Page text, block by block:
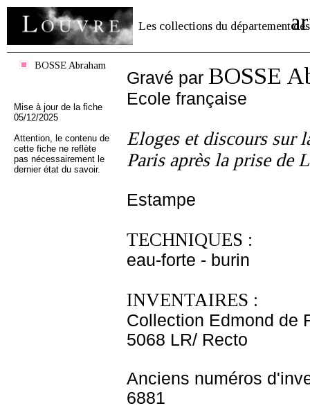
Les collections du département des
BOSSE Abraham
Mise à jour de la fiche
05/12/2025
Attention, le contenu de
cette fiche ne reflète
pas nécessairement le
dernier état du savoir.
Gravé par BOSSE
Ecole française
Eloges et discours sur
Paris après la prise de
Estampe
TECHNIQUES :
eau-forte - burin
INVENTAIRES :
Collection Edmond de
5068 LR/ Recto
Anciens numéros
6881